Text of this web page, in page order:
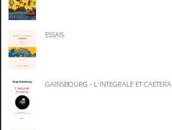
ESSAIS
GAINSBOURG - L'INTEGRALE ET CAETERA